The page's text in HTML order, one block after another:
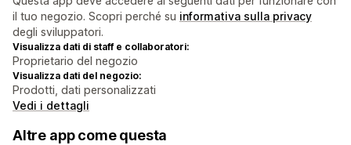
il tuo negozio. Scopri perché su informativa sulla privacy
degli sviluppatori.
Visualizza dati di staff e collaboratori:
Proprietario del negozio
Visualizza dati del negozio:
Prodotti, dati personalizzati
Vedi i dettagli
Altre app come questa